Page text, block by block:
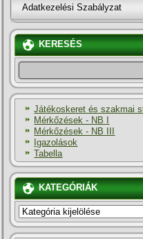
Adatkezelési Szabályzat
KERESÉS
Játékoskeret és szakmai
Mérkőzések - NB I
Mérkőzések - NB III
Igazolások
Tabella
KATEGÓRIÁK
KATEGÓRIÁK